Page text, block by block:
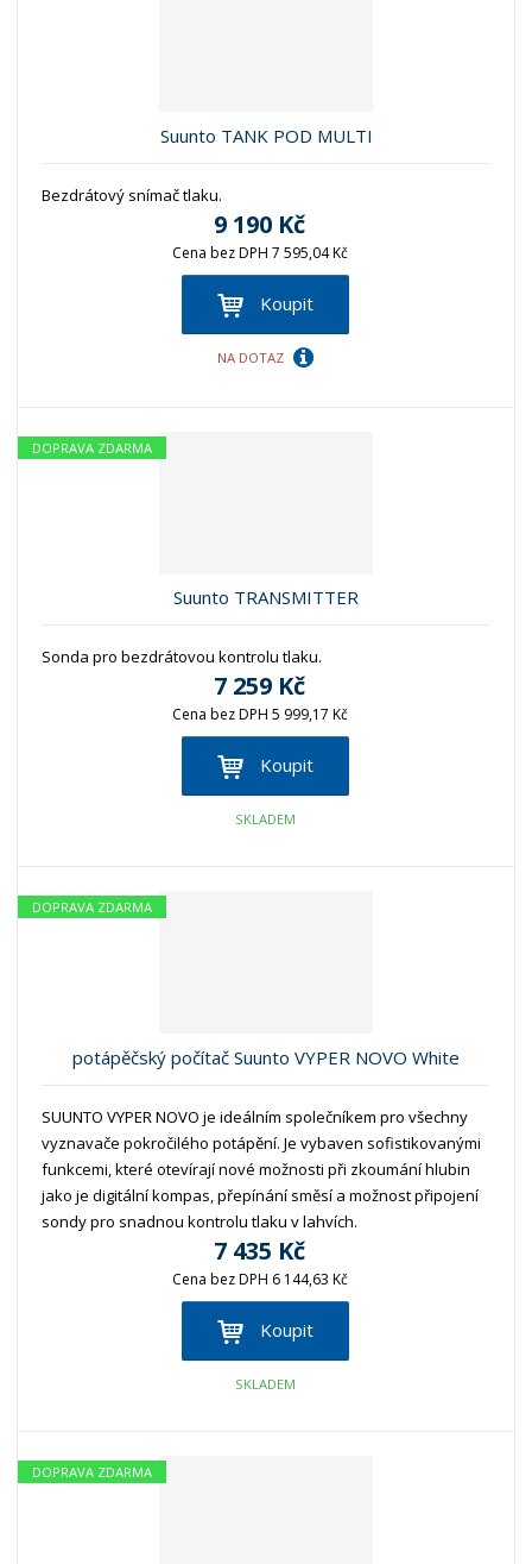
Suunto TANK POD MULTI
Bezdrátový snímač tlaku.
9 190 Kč
Cena bez DPH 7 595,04 Kč
Koupit
NA DOTAZ
Suunto TRANSMITTER
DOPRAVA ZDARMA
Sonda pro bezdrátovou kontrolu tlaku.
7 259 Kč
Cena bez DPH 5 999,17 Kč
Koupit
SKLADEM
potápěčský počítač Suunto VYPER NOVO White
DOPRAVA ZDARMA
SUUNTO VYPER NOVO je ideálním společníkem pro všechny
vyznavače pokročilého potápění. Je vybaven sofistikovanými
funkcemi, které otevírají nové možnosti při zkoumání hlubin
jako je digitální kompas, přepínání směsí a možnost připojení
sondy pro snadnou kontrolu tlaku v lahvích.
7 435 Kč
Cena bez DPH 6 144,63 Kč
Koupit
SKLADEM
DOPRAVA ZDARMA